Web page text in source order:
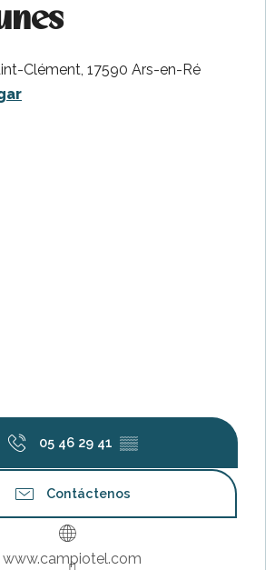
Clément, 17590 Ars-en-Ré
05 46 29 41 ▒▒
Contáctenos
www.campiotel.com